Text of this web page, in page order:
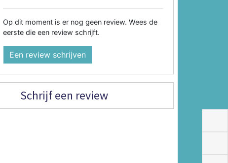
Op dit moment is er nog geen review. Wees de
eerste die een review schrijft.
Een review schrijven
Schrijf een review